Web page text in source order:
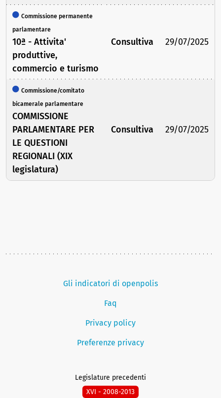
Commissione permanente
parlamentare
10ª - Attivita'
produttive,
commercio e turismo
Consultiva 29/07/2025
Commissione/comitato
bicamerale parlamentare
COMMISSIONE
PARLAMENTARE PER
LE QUESTIONI
REGIONALI (XIX
legislatura)
Consultiva 29/07/2025
Gli indicatori di openpolis
Faq
Privacy policy
Preferenze privacy
Legislature precedenti
XVI - 2008-2013